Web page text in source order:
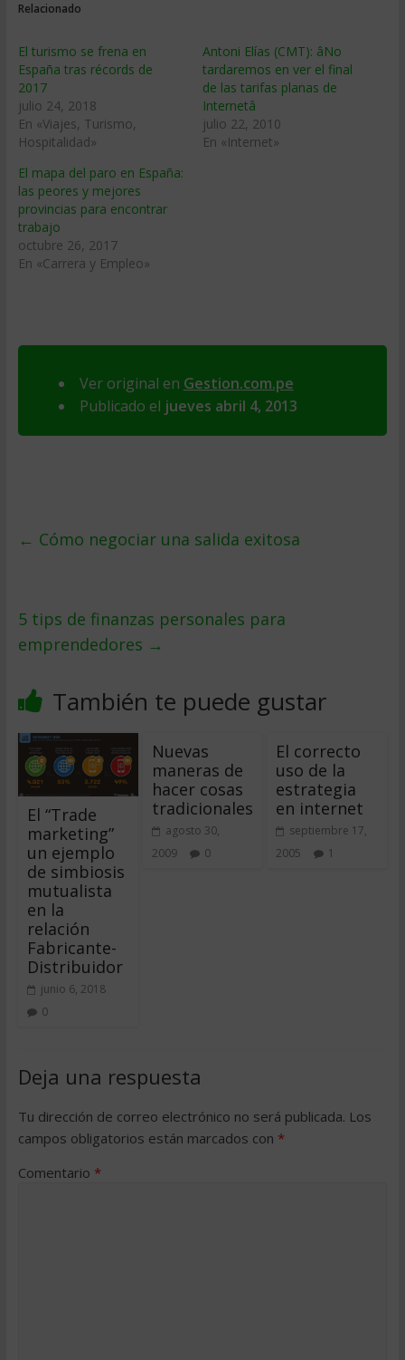
Relacionado
El turismo se frena en
España tras récords de
2017
julio 24, 2018
En «Viajes, Turismo,
Hospitalidad»
Antoni Elías (CMT): âNo
tardaremos en ver el final
de las tarifas planas de
Internetâ
julio 22, 2010
En «Internet»
El mapa del paro en España:
las peores y mejores
provincias para encontrar
trabajo
octubre 26, 2017
En «Carrera y Empleo»
Ver original en Gestion.com.pe
Publicado el jueves abril 4, 2013
← Cómo negociar una salida exitosa
5 tips de finanzas personales para
emprendedores →
También te puede gustar
El “Trade
marketing”
un ejemplo
de simbiosis
mutualista
en la
relación
Fabricante-
Distribuidor
junio 6, 2018
0
Nuevas
maneras de
hacer cosas
tradicionales
agosto 30,
2009
0
El correcto
uso de la
estrategia
en internet
septiembre 17,
2005
1
Deja una respuesta
Tu dirección de correo electrónico no será publicada. Los
campos obligatorios están marcados con *
Comentario *